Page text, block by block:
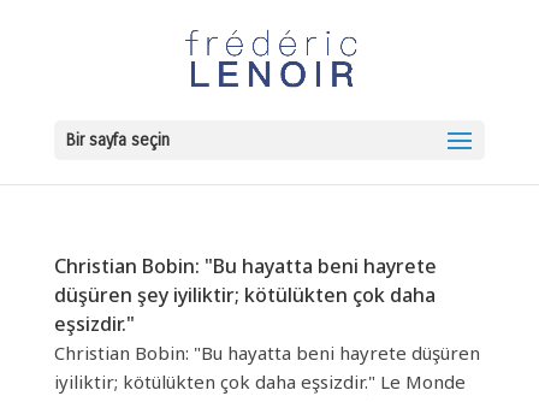
Bir sayfa seçin
Christian Bobin: "Bu hayatta beni hayrete
düşüren şey iyiliktir; kötülükten çok daha
eşsizdir."
Christian Bobin: "Bu hayatta beni hayrete düşüren
iyiliktir; kötülükten çok daha eşsizdir." Le Monde